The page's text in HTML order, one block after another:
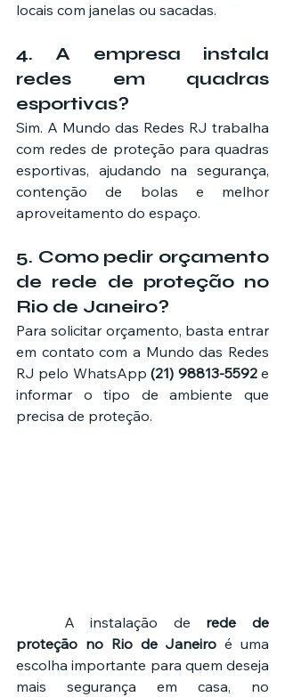
locais com janelas ou sacadas.
4. A empresa instala
redes em quadras
esportivas?
Sim. A Mundo das Redes RJ trabalha
com redes de proteção para quadras
esportivas, ajudando na segurança,
contenção de bolas e melhor
aproveitamento do espaço.
5. Como pedir orçamento
de rede de proteção no
Rio de Janeiro?
Para solicitar orçamento, basta entrar
em contato com a Mundo das Redes
RJ pelo WhatsApp (21) 98813-5592 e
informar o tipo de ambiente que
precisa de proteção.
	A instalação de
rede de
proteção no Rio de Janeiro é uma
escolha importante para quem deseja
mais segurança em casa, no